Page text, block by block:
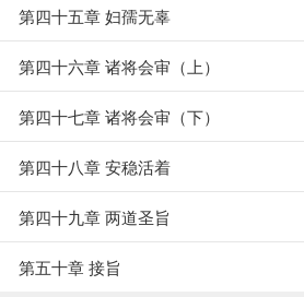
第四十五章 妇孺无辜
第四十六章 诸将会审（上）
第四十七章 诸将会审（下）
第四十八章 安稳活着
第四十九章 两道圣旨
第五十章 接旨